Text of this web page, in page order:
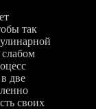
так
две
своих